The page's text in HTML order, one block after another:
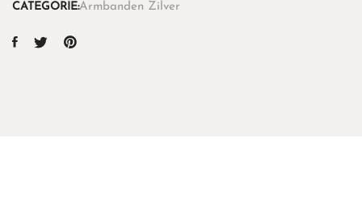
CATEGORIE:Armbanden Zilver